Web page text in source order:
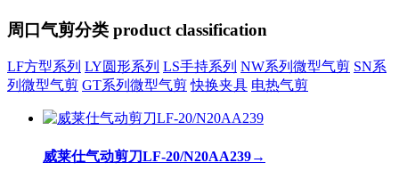
周口气剪分类 product classification
LF方型系列 LY圆形系列 LS手持系列 NW系列微型气剪 SN系
列微型气剪 GT系列微型气剪 快换夹具 电热气剪
威莱仕气动剪刀LF-20/N20AA239→